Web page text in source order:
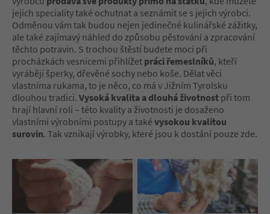
vegetables and
And to finish, a sweet
Wine pairing? We will
advise you: our cellar
350 labels.
For external guests, a
reservation is
you can just stop by.
Your four legged
welcome.
jejich speciality také ochutnat a seznámit se s jejich výrobci.
Odměnou vám tak budou nejen jedinečné kulinářské zážitky,
ale také zajímavý náhled do způsobu pěstování a zpracování
těchto potravin. S trochou štěstí budete moci při
procházkách vesnicemi přihlížet práci řemeslníků, kteří
vyrábějí šperky, dřevěné sochy nebo koše. Dělat věci
vlastníma rukama, to je něco, co má v Jižním Tyrolsku
dlouhou tradici. Vysoká kvalita a dlouhá životnost při tom
hrají hlavní roli – této kvality a životnosti je dosaženo
vlastními výrobními postupy a také vysokou kvalitou
surovin. Tak vznikají výrobky, které jsou k dostání pouze zde.